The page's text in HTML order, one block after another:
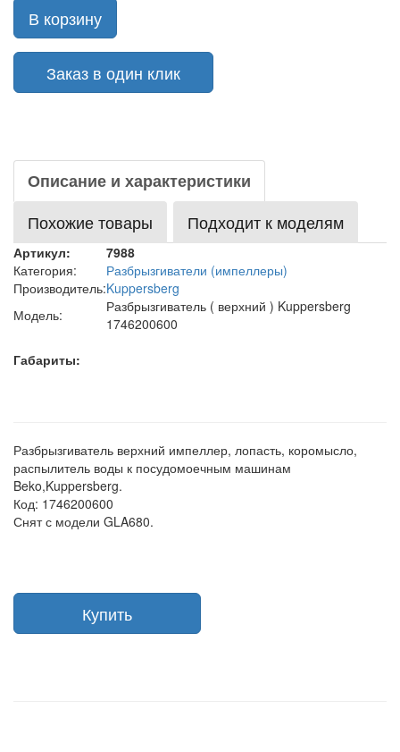
В корзину
Заказ в один клик
Описание и характеристики
Похожие товары
Подходит к моделям
Артикул:
7988
Категория:
Разбрызгиватели (импеллеры)
Производитель:Kuppersberg
Модель:
Разбрызгиватель ( верхний ) Kuppersberg
1746200600
Габариты:
Разбрызгиватель верхний импеллер, лопасть, коромысло,
распылитель воды к посудомоечным машинам
Beko,Kuppersberg.
Код: 1746200600
Снят с модели GLA680.